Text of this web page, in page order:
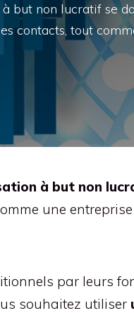
but non lucratif se
contacts, tout
à but non
une
par leurs
souhaitez utiliser